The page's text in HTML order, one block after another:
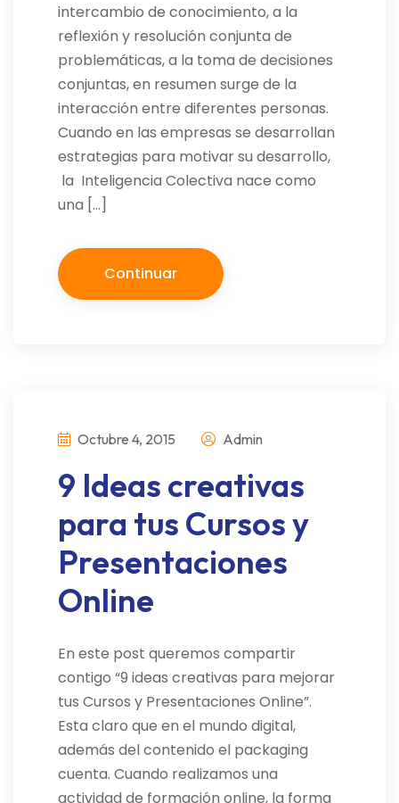
intercambio de conocimiento, a la
reflexión y resolución conjunta de
problemáticas, a la toma de decisiones
conjuntas, en resumen surge de la
interacción entre diferentes personas.
Cuando en las empresas se desarrollan
estrategias para motivar su desarrollo,
la Inteligencia Colectiva nace como
una […]
Continuar
Octubre 4, 2015 Admin
9 Ideas creativas
para tus Cursos y
Presentaciones
Online
En este post queremos compartir
contigo “9 ideas creativas para mejorar
tus Cursos y Presentaciones Online”.
Esta claro que en el mundo digital,
además del contenido el packaging
cuenta. Cuando realizamos una
actividad de formación online, la forma